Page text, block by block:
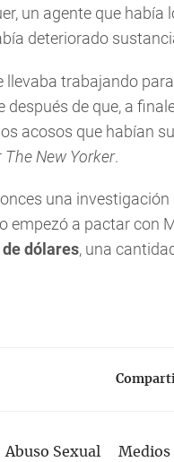
un agente que
deteriorado
llevaba trabajando
después de que, a
acosos que habían
The New Yorker.
una
empezó a pactar con
dólares, una
Abuso Sexual Medios